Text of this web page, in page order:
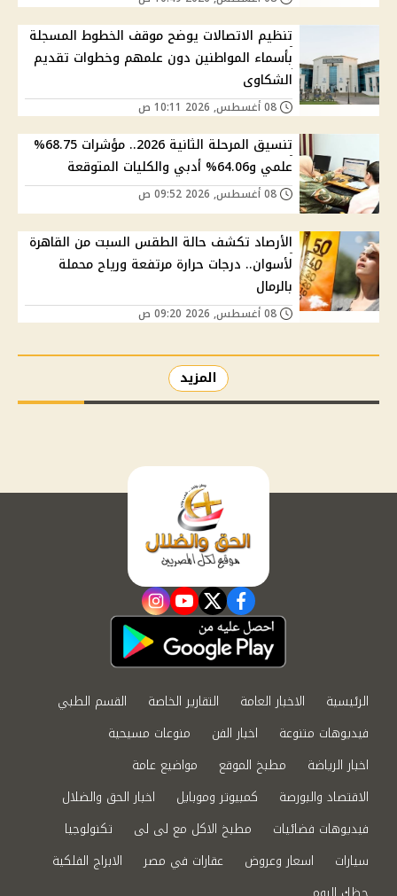
تنظيم الاتصالات يوضح موقف الخطوط المسجلة
بأسماء المواطنين دون علمهم وخطوات تقديم
الشكاوى
تنسيق المرحلة الثانية 2026.. مؤشرات 68.75%
علمي و64.06% أدبي والكليات المتوقعة
الأرصاد تكشف حالة الطقس السبت من القاهرة
لأسوان.. درجات حرارة مرتفعة ورياح محملة
بالرمال
المزيد
facebook
twitter
youtube
instagram
الرئيسية الاخبار العامة التقارير الخاصة
القسم الطبي
فيديوهات متنوعة
اخبار الفن
منوعات مسيحية
اخبار الرياضة
مطبخ الموقع
مواضيع عامة
الاقتصاد والبورصة
كمبيوتر وموبايل
اخبار الحق والضلال
فيديوهات فضائيات
مطبخ الاكل مع لى لى
تكنولوجيا
سيارات
اسعار وعروض عقارات في مصر
الابراج الفلكية